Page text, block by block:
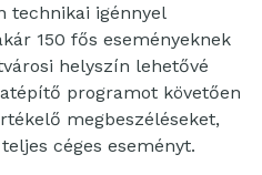
technikai igénnyel
150 fős eseményeknek
helyszín lehetővé
programot követően
megbeszéléseket,
céges eseményt.